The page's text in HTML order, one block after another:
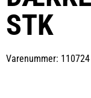
STK
Varenummer: 110724